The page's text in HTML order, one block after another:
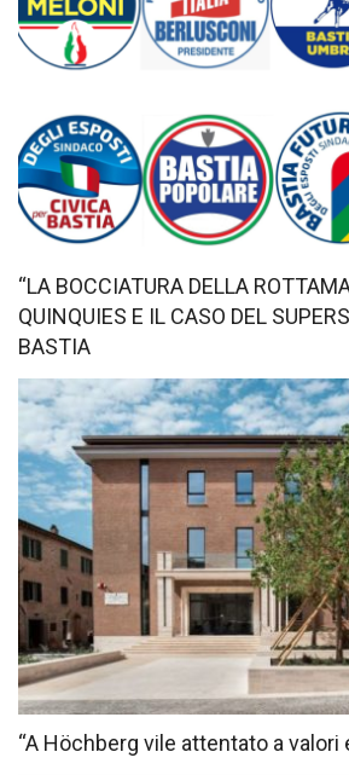
“LA BOCCIATURA DELLA
QUINQUIES E IL CASO DEL
BASTIA
“A Höchberg vile attentato a valori